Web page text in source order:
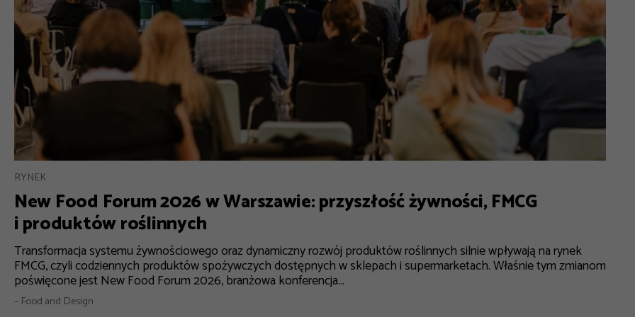
RYNEK
New Food Forum 2026 w Warszawie: przyszłość żywności, FMCG
i produktów roślinnych
Transformacja systemu żywnościowego oraz dynamiczny rozwój produktów roślinnych silnie wpływają na rynek
FMCG, czyli codziennych produktów spożywczych dostępnych w sklepach i supermarketach. Właśnie tym zmianom
poświęcone jest New Food Forum 2026, branżowa konferencja...
– Food and Design